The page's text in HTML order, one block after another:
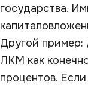
государства.
Другой пример:
ЛКМ как
процентов.